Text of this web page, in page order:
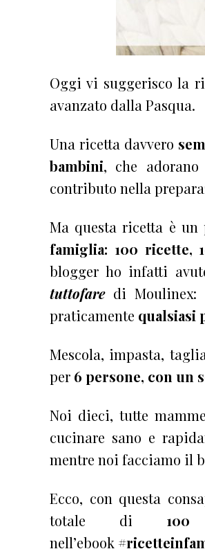
Oggi vi suggerisco la
avanzato dalla Pasqua.
Una ricetta davvero
bambini, che
contributo nella
Ma questa ricetta è un
famiglia: 100 ricette,
blogger ho infatti
tuttofaredi Moulinex:
praticamente qualsiasi
Mescola, impasta,
per 6 persone, con un
Noi dieci, tutte
cucinare sano e
mentre noi facciamo il
Ecco, con questa
totale di
nell’ebook